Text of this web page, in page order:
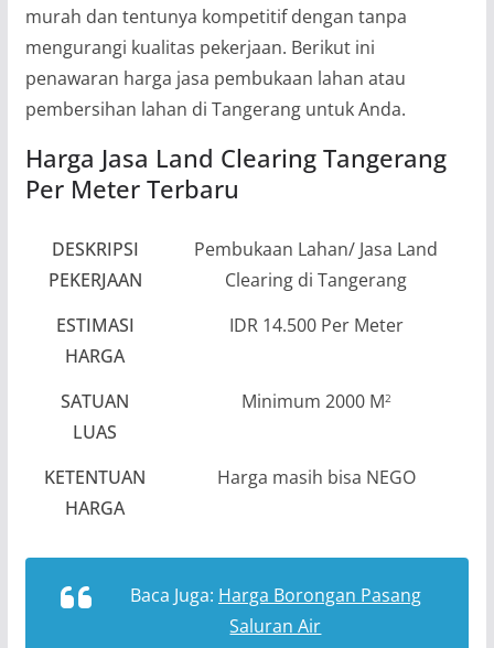
murah dan tentunya kompetitif dengan tanpa
mengurangi kualitas pekerjaan. Berikut ini
penawaran harga jasa pembukaan lahan atau
pembersihan lahan di Tangerang untuk Anda.
Harga Jasa Land Clearing Tangerang
Per Meter Terbaru
DESKRIPSI
PEKERJAAN
Pembukaan Lahan/ Jasa Land
Clearing di Tangerang
ESTIMASI
HARGA
IDR 14.500 Per Meter
SATUAN
LUAS
Minimum 2000 M2
KETENTUAN
HARGA
Harga masih bisa NEGO
Baca Juga: Harga Borongan Pasang
Saluran Air